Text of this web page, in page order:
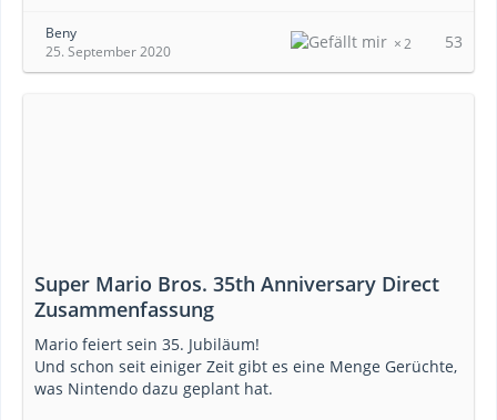
Beny
25. September 2020
2 53
Super Mario Bros. 35th Anniversary Direct
Zusammenfassung
Mario feiert sein 35. Jubiläum!
Und schon seit einiger Zeit gibt es eine Menge Gerüchte,
was Nintendo dazu geplant hat.